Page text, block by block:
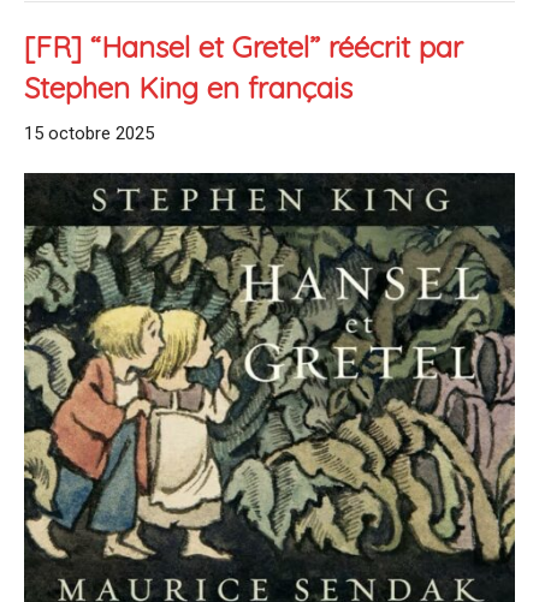
[FR] “Hansel et Gretel” réécrit par
Stephen King en français
15 octobre 2025